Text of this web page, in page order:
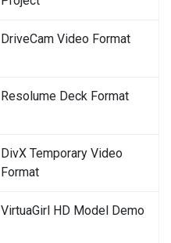
DriveCam Video Format
Resolume Deck Format
DivX Temporary Video
Format
VirtuaGirl HD Model Demo